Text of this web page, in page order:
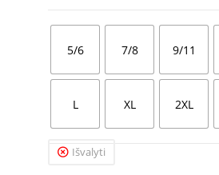
5/6 7/8 9/11
L XL 2XL
Išvalyti